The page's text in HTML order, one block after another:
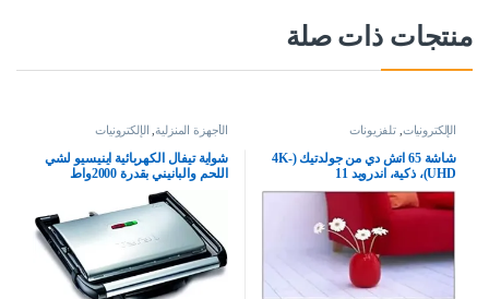
منتجات ذات صلة
الإلكترونيات,تلفزيونات
شاشة 65 اتش دي من جولدتيك (4K-
UHD)، ذكية، اندرويد 11
الأجهزة المنزلية, الإلكترونيات
شواية تيفال الكهربائية اينيسيو لشي
اللحم والبانيني بقدرة 2000واط